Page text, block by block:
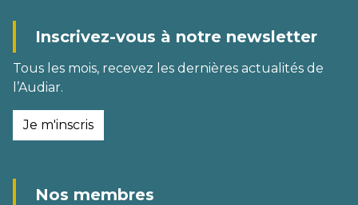
Inscrivez-vous à notre newsletter
Tous les mois, recevez les dernières actualités de
l’Audiar.
Je m'inscris
Nos membres